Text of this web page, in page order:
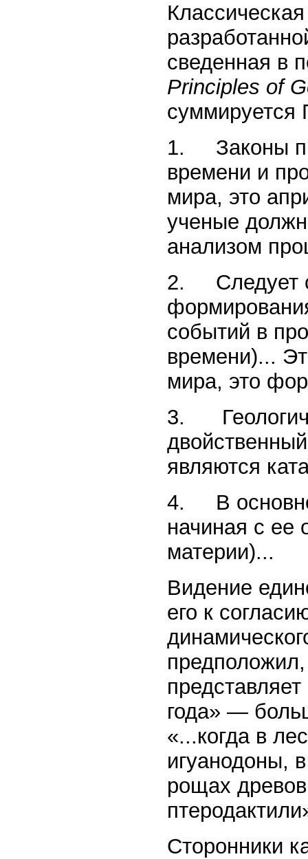
сведенная в
Principles of
1. Законы
времени и
мира, это
ученые
анализом
2. Следует
событий в
времени)...
мира, это
3.
являются
4. В
начиная с ее
материи)...
Видение
его к
года» —
«...когда в
игуанодоны,
рощах
Сторонники